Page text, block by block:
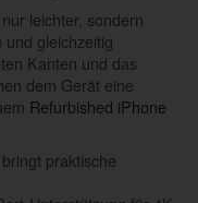
leichter, sondern
gleichzeitig
Kanten und das
dem Gerät eine
Refurbished iPhone
praktische